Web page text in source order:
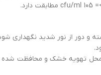
محل تهویه خشک و محافظت شده